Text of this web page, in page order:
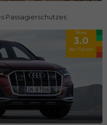
Passagierschutzes
Note
3.0
der Fahrer